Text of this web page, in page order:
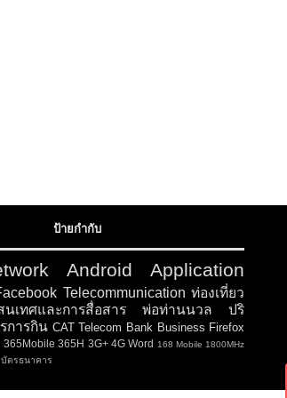
ป้ายกำกับ
Android
Application
Telecommunication ท่องเที่ยว
นเทศและการสื่อสาร
พ่อท่านนวล ปริ
การกิน CAT Telecom Bank Business Firefox
365Mobile 365H 3G+ 4G Word 168 Mobile 1800MHz
บัตรธนาคาร